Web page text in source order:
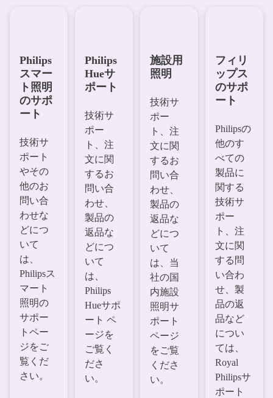
Philips
スマー
ト照明
のサポ
ート
技術サ
ポート
やその
他のお
問い合
わせな
どにつ
いて
は、
Philipsス
マート
照明の
サポー
トペー
ジをご
覧くだ
さい。
Philips
Hueサ
ポート
技術サ
ポー
ト、注
文に関
するお
問い合
わせ、
製品の
返品な
どにつ
いて
は、
Philips
Hueサポ
ート ペ
ージを
ご覧く
ださ
い。
施設用
照明
技術サ
ポー
ト、注
文に関
するお
問い合
わせ、
製品の
返品な
どにつ
いて
は、当
社の国
内施設
照明サ
ポート
ページ
をご覧
くださ
い。
フィリ
ップス
のサポ
ート
Philipsの
他のす
べての
製品に
関する
技術サ
ポー
ト、注
文に関
する問
い合わ
せ、製
品の返
品など
につい
ては、
Royal
Philipsサ
ポート